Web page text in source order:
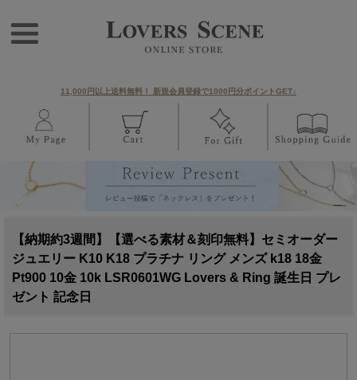
11,000円以上送料無料！ 新規会員登録で1000円分ポイントGET♪
【納期約3週間】【選べる素材＆刻印無料】セミオーダー
ジュエリー K10 K18 プラチナ リング メンズ k18 18金
Pt900 10金 10k LSR0601WG Lovers & Ring 誕生日 プレ
ゼント 記念日